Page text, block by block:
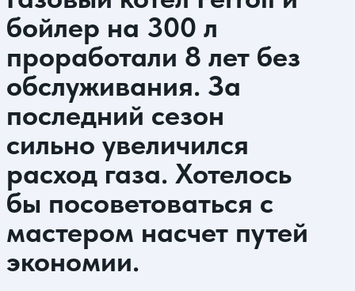
бойлер на 300 л
проработали 8 лет без
обслуживания. За
последний сезон
сильно увеличился
расход газа. Хотелось
бы посоветоваться с
мастером насчет путей
экономии.